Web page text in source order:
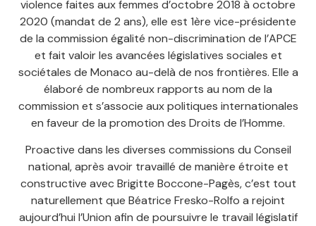
violence faites aux femmes d’octobre 2018 à octobre
2020 (mandat de 2 ans), elle est 1ère vice-présidente
de la commission égalité non-discrimination de l’APCE
et fait valoir les avancées législatives sociales et
sociétales de Monaco au-delà de nos frontières. Elle a
élaboré de nombreux rapports au nom de la
commission et s’associe aux politiques internationales
en faveur de la promotion des Droits de l’Homme.
Proactive dans les diverses commissions du Conseil
national, après avoir travaillé de manière étroite et
constructive avec Brigitte Boccone-Pagès, c’est tout
naturellement que Béatrice Fresko-Rolfo a rejoint
aujourd’hui l’Union afin de poursuivre le travail législatif